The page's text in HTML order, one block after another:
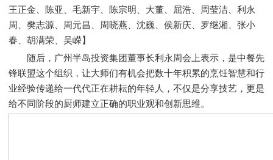
王正金、陈亚、毛新宇、陈宗明、大董、屈浩、周莹洁、利永
周、樊志源、周元昌、周晓燕、沈巍、侯新庆、罗继湘、张小
春、胡满荣、吴嵘】
随后，广州半岛投资集团董事长利永周会上表示，是中餐先
锋联盟这个组织，让大师们有机会把数十年积累的烹饪智慧和行
业经验传递给一代代正在耕耘的年轻人，不仅是分享技艺，更是
给不同阶段的厨师建立正确的职业观和创新思维。